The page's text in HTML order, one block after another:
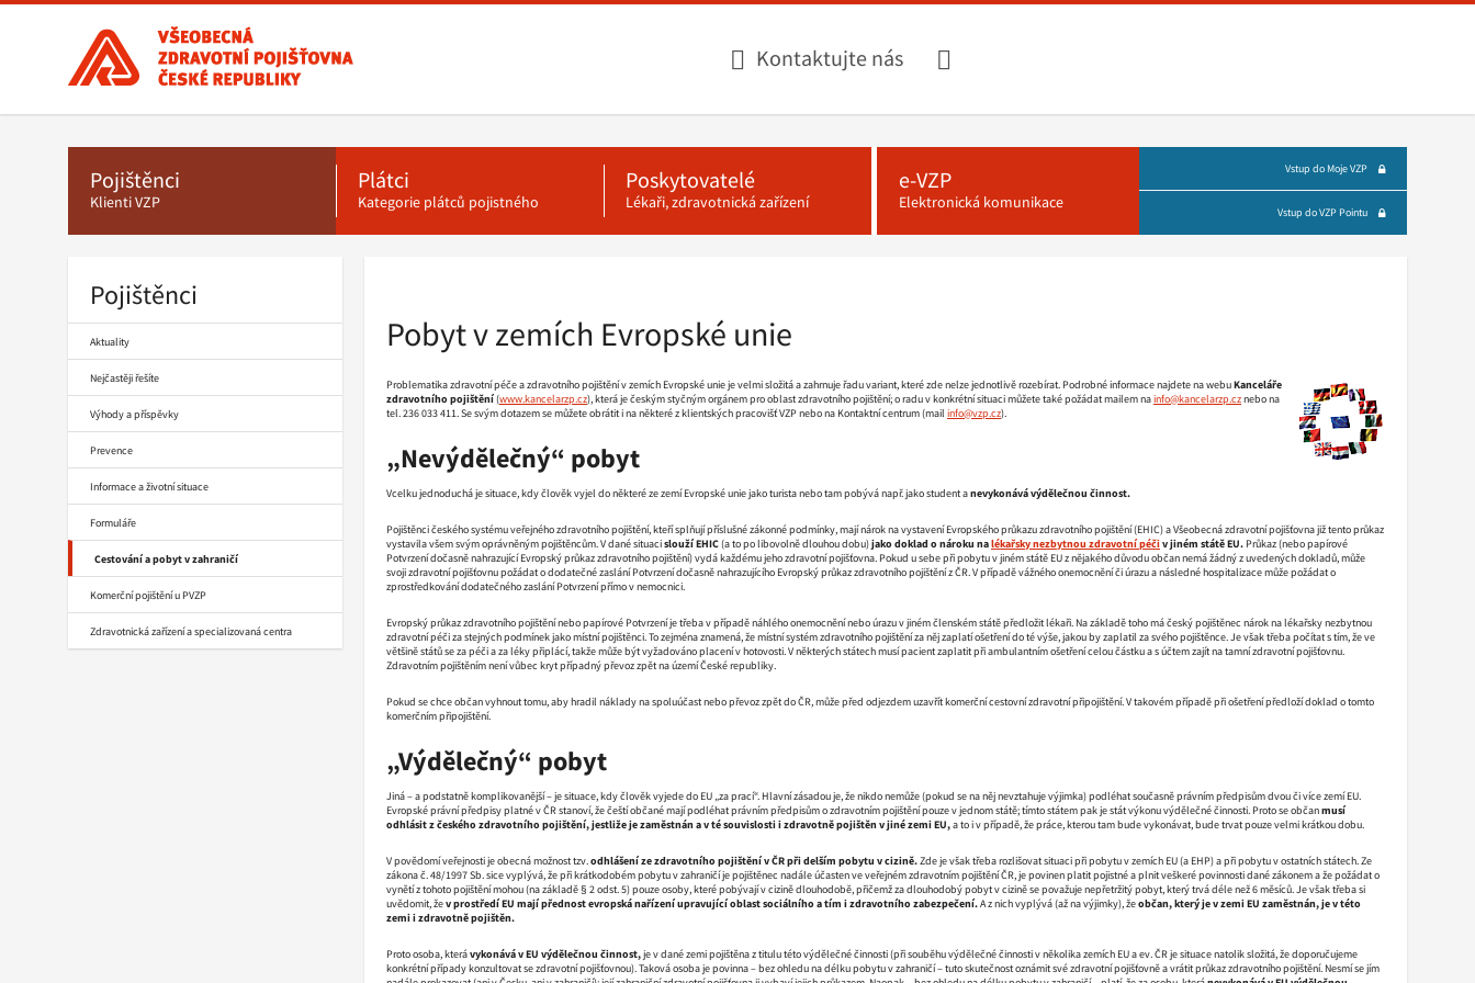
Všeobecná
zdravotní
pojišťovna
ČR,
hlavní
stránka
Kontaktujte nás
Pojištěnci
Klienti VZP
Plátci
Kategorie plátců pojistného
Poskytovatelé
Lékaři, zdravotnická zařízení
e-VZP
Elektronická komunikace
Vstup do Moje VZP
Vstup do VZP Pointu
Pojištěnci
Aktuality
Nejčastěji řešíte
Výhody a příspěvky
Prevence
Informace a životní situace
Formuláře
Cestování a pobyt v zahraničí
Komerční pojištění u PVZP
Zdravotnická zařízení a specializovaná centra
Pobyt v zemích Evropské unie
Problematika zdravotní péče a zdravotního pojištění v zemích Evropské unie je velmi složitá a zahrnuje řadu variant, které zde nelze jednotlivě rozebírat. Podrobné informace najdete na webuKanceláře
zdravotního pojištění(www.kancelarzp.cz), která je českým styčným orgánem pro oblast zdravotního pojištění; o radu v konkrétní situaci můžete také požádat mailem nainfo@kancelarzp.cznebo na
tel. 236 033 411. Se svým dotazem se můžete obrátit i na některé z klientských pracovišť VZP nebo na Kontaktní centrum (mail info@vzp.cz).
„Nevýdělečný“ pobyt
Vcelku jednoduchá je situace, kdy člověk vyjel do některé ze zemí Evropské unie jako turista nebo tam pobývá např. jako student anevykonává výdělečnou činnost.
Pojištěnci českého systému veřejného zdravotního pojištění, kteří splňují příslušné zákonné podmínky, mají nárok na vystavení Evropského průkazu zdravotního pojištění (EHIC) a Všeobecná zdravotní pojišťovna již tento průkaz
vystavila všem svým oprávněným pojištěncům. V dané situacislouží EHIC(a to po libovolně dlouhou dobu)jako doklad o nároku nalékařsky nezbytnou zdravotní péčiv jiném státě EU. Průkaz (nebo papírové
Potvrzení dočasně nahrazující Evropský průkaz zdravotního pojištění) vydá každému jeho zdravotní pojišťovna. Pokud u sebe při pobytu v jiném státě EU z nějakého důvodu občan nemá žádný z uvedených dokladů, může
svoji zdravotní pojišťovnu požádat o dodatečné zaslání Potvrzení dočasně nahrazujícího Evropský průkaz zdravotního pojištění z ČR. V případě vážného onemocnění či úrazu a následné hospitalizace může požádat o
zprostředkování dodatečného zaslání Potvrzení přímo v nemocnici.
Evropský průkaz zdravotního pojištění nebo papírové Potvrzení je třeba v případě náhlého onemocnění nebo úrazu v jiném členském státě předložit lékaři. Na základě toho má český pojištěnec nárok na lékařsky nezbytnou
zdravotní péči za stejných podmínek jako místní pojištěnci. To zejména znamená, že místní systém zdravotního pojištění za něj zaplatí ošetření do té výše, jakou by zaplatil za svého pojištěnce. Je však třeba počítat s tím, že ve
většině států se za péči a za léky připlácí, takže může být vyžadováno placení v hotovosti. V některých státech musí pacient zaplatit při ambulantním ošetření celou částku a s účtem zajít na tamní zdravotní pojišťovnu.
Zdravotním pojištěním není vůbec kryt případný převoz zpět na území České republiky.
Pokud se chce občan vyhnout tomu, aby hradil náklady na spoluúčast nebo převoz zpět do ČR, může před odjezdem uzavřít komerční cestovní zdravotní připojištění. V takovém případě při ošetření předloží doklad o tomto
komerčním připojištění.
„Výdělečný“ pobyt
Jiná – a podstatně komplikovanější – je situace, kdy člověk vyjede do EU „za prací“. Hlavní zásadou je, že nikdo nemůže (pokud se na něj nevztahuje výjimka) podléhat současně právním předpisům dvou či více zemí EU.
Evropské právní předpisy platné v ČR stanoví, že čeští občané mají podléhat právním předpisům o zdravotním pojištění pouze v jednom státě; tímto státem pak je stát výkonu výdělečné činnosti. Proto se občanmusí
odhlásit z českého zdravotního pojištění, jestliže je zaměstnán a v té souvislosti i zdravotně pojištěn v jiné zemi EU,a to i v případě, že práce, kterou tam bude vykonávat, bude trvat pouze velmi krátkou dobu.
V povědomí veřejnosti je obecná možnost tzv.odhlášení ze zdravotního pojištění v ČR při delším pobytu v cizině.Zde je však třeba rozlišovat situaci při pobytu v zemích EU (a EHP) a při pobytu v ostatních státech. Ze
zákona č. 48/1997 Sb. sice vyplývá, že při krátkodobém pobytu v zahraničí je pojištěnec nadále účasten ve veřejném zdravotním pojištění ČR, je povinen platit pojistné a plnit veškeré povinnosti dané zákonem a že požádat o
vynětí z tohoto pojištění mohou (na základě § 2 odst. 5) pouze osoby, které pobývají v cizině dlouhodobě, přičemž za dlouhodobý pobyt v cizině se považuje nepřetržitý pobyt, který trvá déle než 6 měsíců. Je však třeba si
uvědomit, žev prostředí EU mají přednost evropská nařízení upravující oblast sociálního a tím i zdravotního zabezpečení.A z nich vyplývá (až na výjimky), žeobčan, který je v zemi EU zaměstnán, je v této
zemi i zdravotně pojištěn.
Proto osoba, kterávykonává v EU výdělečnou činnost,je v dané zemi pojištěna z titulu této výdělečné činnosti (při souběhu výdělečné činnosti v několika zemích EU a ev. ČR je situace natolik složitá, že doporučujeme
konkrétní případy konzultovat se zdravotní pojišťovnou). Taková osoba je povinna – bez ohledu na délku pobytu v zahraničí – tuto skutečnost oznámit své zdravotní pojišťovně a vrátit průkaz zdravotního pojištění. Nesmí se jím